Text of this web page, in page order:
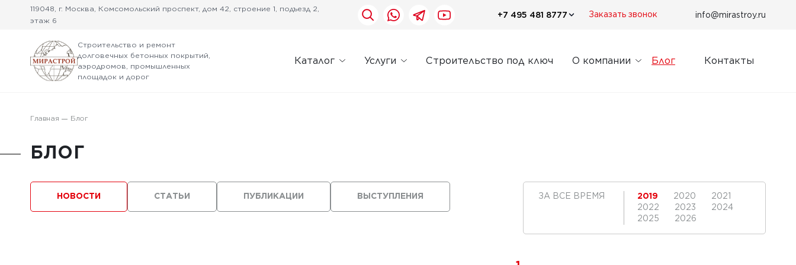
119048, г. Москва, Комсомольский проспект, дом 42, строение 1, подъезд 2,
этаж 6
+7 495 481 8777 Заказать звонок info@mirastroy.ru
Строительство и ремонт
долговечных бетонных покрытий,
аэродромов, промышленных
площадок и дорог
Каталог Услуги Строительство под ключ О компании Блог Контакты
Главная Блог
БЛОГ
ВЫСТУПЛЕНИЯ
ПУБЛИКАЦИИ
НОВОСТИ СТАТЬИ ЗА ВСЕ ВРЕМЯ 2019 2020
2021
2022
2023
2024
2025
2026